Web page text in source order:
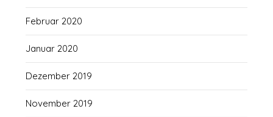
Februar 2020
Januar 2020
Dezember 2019
November 2019